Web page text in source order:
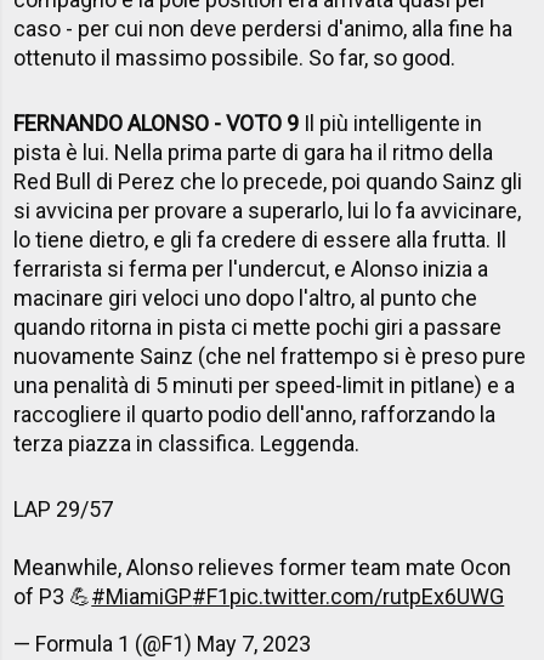
caso - per cui non deve perdersi d'animo, alla fine ha
ottenuto il massimo possibile. So far, so good.
FERNANDO ALONSO - VOTO 9 Il più intelligente in
pista è lui. Nella prima parte di gara ha il ritmo della
Red Bull di Perez che lo precede, poi quando Sainz gli
si avvicina per provare a superarlo, lui lo fa avvicinare,
lo tiene dietro, e gli fa credere di essere alla frutta. Il
ferrarista si ferma per l'undercut, e Alonso inizia a
macinare giri veloci uno dopo l'altro, al punto che
quando ritorna in pista ci mette pochi giri a passare
nuovamente Sainz (che nel frattempo si è preso pure
una penalità di 5 minuti per speed-limit in pitlane) e a
raccogliere il quarto podio dell'anno, rafforzando la
terza piazza in classifica. Leggenda.
LAP 29/57
Meanwhile, Alonso relieves former team mate Ocon
of P3 💪#MiamiGP#F1pic.twitter.com/rutpEx6UWG
— Formula 1 (@F1) May 7, 2023